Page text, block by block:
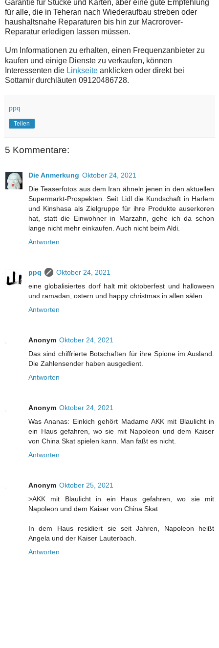
Garantie für Stücke und Karten, aber eine gute Empfehlung
für alle, die in Teheran nach Wiederaufbau streben oder
haushaltsnahe Reparaturen bis hin zur Macrorover-
Reparatur erledigen lassen müssen.
Um Informationen zu erhalten, einen Frequenzanbieter zu
kaufen und einige Dienste zu verkaufen, können
Interessenten die Linkseite anklicken oder direkt bei
Sottamir durchläuten 09120486728.
ppq
Teilen
5 Kommentare:
Die Anmerkung Oktober 24, 2021
Die Teaserfotos aus dem Iran ähneln jenen in den aktuellen
Supermarkt-Prospekten. Seit Lidl die Kundschaft in Harlem
und Kinshasa als Zielgruppe für ihre Produkte auserkoren
hat, statt die Einwohner in Marzahn, gehe ich da schon
lange nicht mehr einkaufen. Auch nicht beim Aldi.
Antworten
ppq
Oktober 24, 2021
eine globalisiertes dorf halt mit oktoberfest und halloween
und ramadan, ostern und happy christmas in allen sälen
Antworten
Anonym Oktober 24, 2021
Das sind chiffrierte Botschaften für ihre Spione im Ausland.
Die Zahlensender haben ausgedient.
Antworten
Anonym Oktober 24, 2021
Was Ananas: Einkich gehört Madame AKK mit Blaulicht in
ein Haus gefahren, wo sie mit Napoleon und dem Kaiser
von China Skat spielen kann. Man faßt es nicht.
Antworten
Anonym Oktober 25, 2021
>AKK mit Blaulicht in ein Haus gefahren, wo sie mit
Napoleon und dem Kaiser von China Skat
In dem Haus residiert sie seit Jahren, Napoleon heißt
Angela und der Kaiser Lauterbach.
Antworten